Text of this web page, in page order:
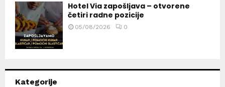
Hotel Via zapošljava – otvorene
četiri radne pozicije
05/08/2026 0
Kategorije